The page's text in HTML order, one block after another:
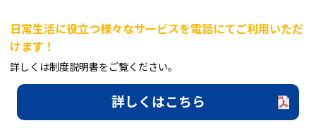
日常生活に役立つ様々なサービスを電話にてご利用いただ
けます！
詳しくは制度説明書をご覧ください。
詳しくはこちら